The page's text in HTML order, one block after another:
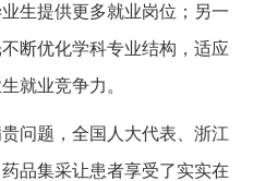
生提供更多就业岗位；另一
断优化学科专业结构，适应
就业竞争力。
问题，全国人大代表、浙江
品集采让患者享受了实实在